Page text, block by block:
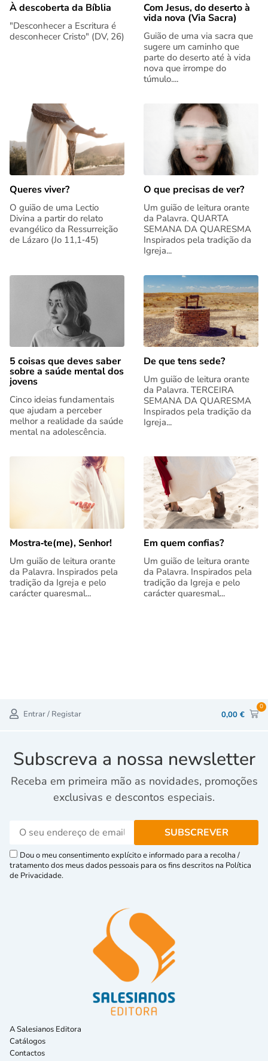
À descoberta da Bíblia
"Desconhecer a Escritura é
desconhecer Cristo" (DV, 26)
Com Jesus, do deserto à
vida nova (Via Sacra)
Guião de uma via sacra que
sugere um caminho que
parte do deserto até à vida
nova que irrompe do
túmulo....
Queres viver?
O guião de uma Lectio
Divina a partir do relato
evangélico da Ressurreição
de Lázaro (Jo 11,1‑45)
O que precisas de ver?
Um guião de leitura orante
da Palavra. QUARTA
SEMANA DA QUARESMA
Inspirados pela tradição da
Igreja...
5 coisas que deves saber
sobre a saúde mental dos
jovens
Cinco ideias fundamentais
que ajudam a perceber
melhor a realidade da saúde
mental na adolescência.
De que tens sede?
Um guião de leitura orante
da Palavra. TERCEIRA
SEMANA DA QUARESMA
Inspirados pela tradição da
Igreja...
Mostra‑te(me), Senhor!
Um guião de leitura orante
da Palavra. Inspirados pela
tradição da Igreja e pelo
carácter quaresmal...
Em quem confias?
Um guião de leitura orante
da Palavra. Inspirados pela
tradição da Igreja e pelo
carácter quaresmal...
Entrar / Registar 0,00 €
0
Subscreva a nossa newsletter
Receba em primeira mão as novidades, promoções
exclusivas e descontos especiais.
Dou o meu consentimento explícito e informado para a recolha /
tratamento dos meus dados pessoais para os fins descritos na Política
de Privacidade.
A Salesianos Editora
Catálogos
Contactos